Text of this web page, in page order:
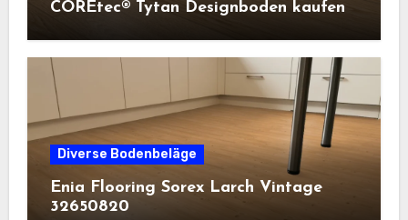
COREtec® Tytan Designboden kaufen
Diverse Bodenbeläge
Enia Flooring Sorex ​Larch Vintage
32650820